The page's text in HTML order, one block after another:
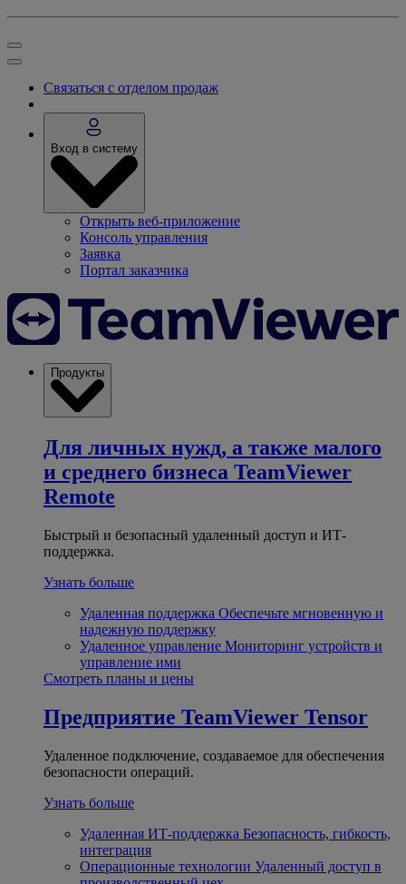
Связаться с отделом продаж
Вход в систему
Открыть веб-приложение
Консоль управления
Заявка
Портал заказчика
Продукты
Для личных нужд, а также малого
и среднего бизнеса TeamViewer
Remote
Быстрый и безопасный удаленный доступ и ИТ-
поддержка.
Узнать больше
Удаленная поддержка Обеспечьте мгновенную и
надежную поддержку
Удаленное управление Мониторинг устройств и
управление ими
Смотреть планы и цены
Предприятие TeamViewer Tensor
Удаленное подключение, создаваемое для обеспечения
безопасности операций.
Узнать больше
Удаленная ИТ-поддержка Безопасность, гибкость,
интеграция
Операционные технологии Удаленный доступ в